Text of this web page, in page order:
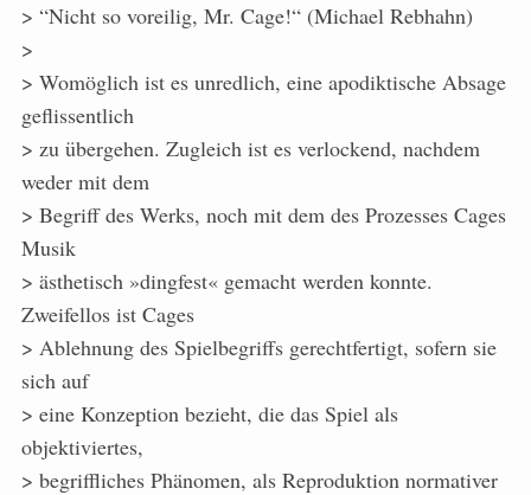
> “Nicht so voreilig, Mr. Cage!“ (Michael Rebhahn)
>
> Womöglich ist es unredlich, eine apodiktische Absage
geflissentlich
> zu übergehen. Zugleich ist es verlockend, nachdem
weder mit dem
> Begriff des Werks, noch mit dem des Prozesses Cages
Musik
> ästhetisch »dingfest« gemacht werden konnte.
Zweifellos ist Cages
> Ablehnung des Spielbegriffs gerechtfertigt, sofern sie
sich auf
> eine Konzeption bezieht, die das Spiel als
objektiviertes,
> begriffliches Phänomen, als Reproduktion normativer